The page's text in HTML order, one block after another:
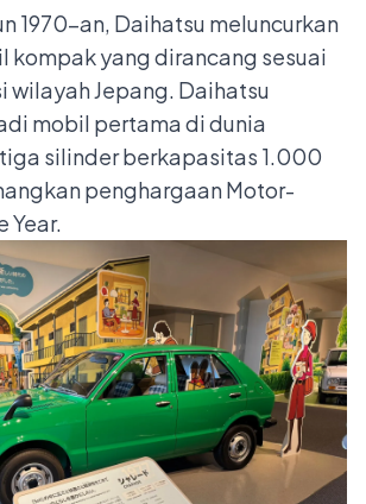
1970-an, Daihatsu meluncurkan
kompak yang dirancang sesuai
wilayah Jepang. Daihatsu
mobil pertama di dunia
silinder berkapasitas 1.000
penghargaan Motor-
Year.